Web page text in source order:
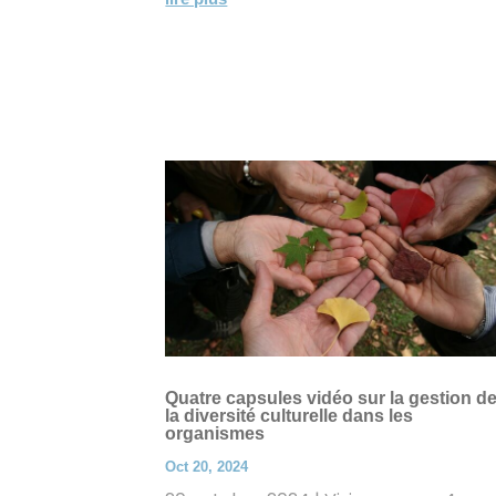
Quatre capsules vidéo sur la gestion
la diversité culturelle dans les
organismes
Oct 20, 2024